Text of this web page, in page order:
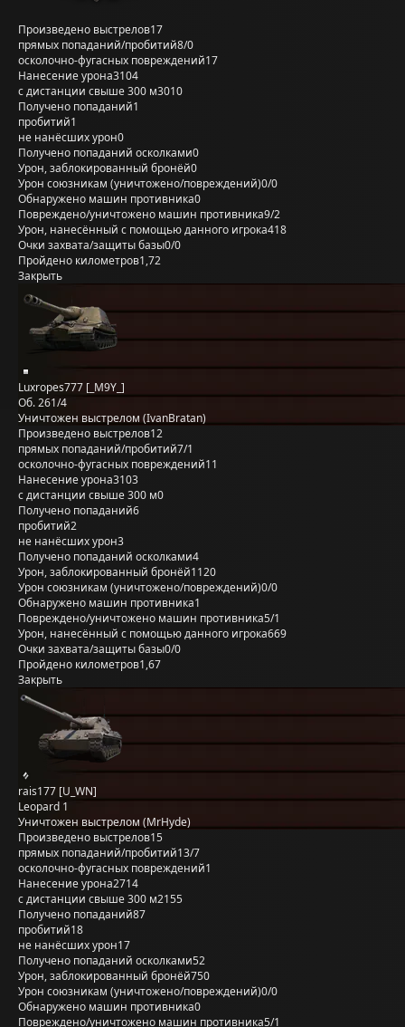
Произведено выстрелов17
прямых попаданий/пробитий8/0
осколочно-фугасных повреждений17
Нанесение урона3104
с дистанции свыше 300 м3010
Получено попаданий1
пробитий1
не нанёсших урон0
Получено попаданий осколками0
Урон, заблокированный бронёй0
Урон союзникам (уничтожено/повреждений)0/0
Обнаружено машин противника0
Повреждено/уничтожено машин противника9/2
Урон, нанесённый с помощью данного игрока418
Очки захвата/защиты базы0/0
Пройдено километров1,72
Закрыть
Luxropes777 [_M9Y_]
Об. 261/4
Уничтожен выстрелом (IvanBratan)
Произведено выстрелов12
прямых попаданий/пробитий7/1
осколочно-фугасных повреждений11
Нанесение урона3103
с дистанции свыше 300 м0
Получено попаданий6
пробитий2
не нанёсших урон3
Получено попаданий осколками4
Урон, заблокированный бронёй1120
Урон союзникам (уничтожено/повреждений)0/0
Обнаружено машин противника1
Повреждено/уничтожено машин противника5/1
Урон, нанесённый с помощью данного игрока669
Очки захвата/защиты базы0/0
Пройдено километров1,67
Закрыть
rais177 [U_WN]
Leopard 1
Уничтожен выстрелом (MrHyde)
Произведено выстрелов15
прямых попаданий/пробитий13/7
осколочно-фугасных повреждений1
Нанесение урона2714
с дистанции свыше 300 м2155
Получено попаданий87
пробитий18
не нанёсших урон17
Получено попаданий осколками52
Урон, заблокированный бронёй750
Урон союзникам (уничтожено/повреждений)0/0
Обнаружено машин противника0
Повреждено/уничтожено машин противника5/1